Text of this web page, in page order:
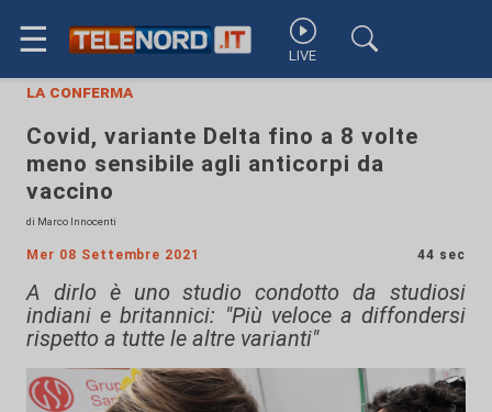
☰ LIVE
la conferma
Covid, variante Delta fino a 8 volte
meno sensibile agli anticorpi da
vaccino
di Marco Innocenti
Mer 08 Settembre 2021 44 sec
A dirlo è uno studio condotto da studiosi
indiani e britannici: "Più veloce a diffondersi
rispetto a tutte le altre varianti"